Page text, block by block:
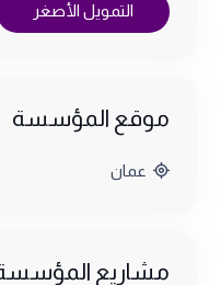
التمويل الأصغر
موقع المؤسسة
عمان
مشاريع